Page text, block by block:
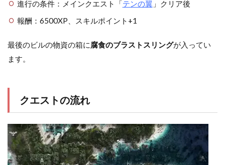
進行の条件：メインクエスト「テンの翼 」クリア後
報酬：6500XP、スキルポイント+1
最後のビルの物資の箱に腐食のブラストスリングが入ってい
ます。
クエストの流れ